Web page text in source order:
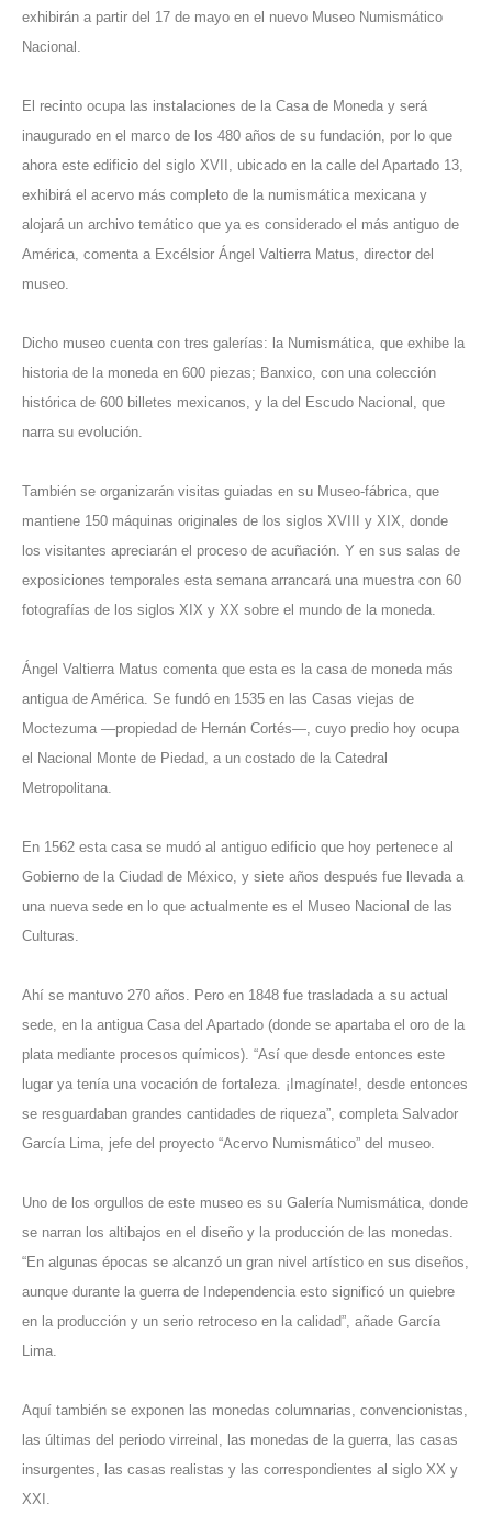
exhibirán a partir del 17 de mayo en el nuevo Museo Numismático
Nacional.
El recinto ocupa las instalaciones de la Casa de Moneda y será
inaugurado en el marco de los 480 años de su fundación, por lo que
ahora este edificio del siglo XVII, ubicado en la calle del Apartado 13,
exhibirá el acervo más completo de la numismática mexicana y
alojará un archivo temático que ya es considerado el más antiguo de
América, comenta a Excélsior Ángel Valtierra Matus, director del
museo.
Dicho museo cuenta con tres galerías: la Numismática, que exhibe la
historia de la moneda en 600 piezas; Banxico, con una colección
histórica de 600 billetes mexicanos, y la del Escudo Nacional, que
narra su evolución.
También se organizarán visitas guiadas en su Museo-fábrica, que
mantiene 150 máquinas originales de los siglos XVIII y XIX, donde
los visitantes apreciarán el proceso de acuñación. Y en sus salas de
exposiciones temporales esta semana arrancará una muestra con 60
fotografías de los siglos XIX y XX sobre el mundo de la moneda.
Ángel Valtierra Matus comenta que esta es la casa de moneda más
antigua de América. Se fundó en 1535 en las Casas viejas de
Moctezuma —propiedad de Hernán Cortés—, cuyo predio hoy ocupa
el Nacional Monte de Piedad, a un costado de la Catedral
Metropolitana.
En 1562 esta casa se mudó al antiguo edificio que hoy pertenece al
Gobierno de la Ciudad de México, y siete años después fue llevada a
una nueva sede en lo que actualmente es el Museo Nacional de las
Culturas.
Ahí se mantuvo 270 años. Pero en 1848 fue trasladada a su actual
sede, en la antigua Casa del Apartado (donde se apartaba el oro de la
plata mediante procesos químicos). “Así que desde entonces este
lugar ya tenía una vocación de fortaleza. ¡Imagínate!, desde entonces
se resguardaban grandes cantidades de riqueza”, completa Salvador
García Lima, jefe del proyecto “Acervo Numismático” del museo.
Uno de los orgullos de este museo es su Galería Numismática, donde
se narran los altibajos en el diseño y la producción de las monedas.
“En algunas épocas se alcanzó un gran nivel artístico en sus diseños,
aunque durante la guerra de Independencia esto significó un quiebre
en la producción y un serio retroceso en la calidad”, añade García
Lima.
Aquí también se exponen las monedas columnarias, convencionistas,
las últimas del periodo virreinal, las monedas de la guerra, las casas
insurgentes, las casas realistas y las correspondientes al siglo XX y
XXI.